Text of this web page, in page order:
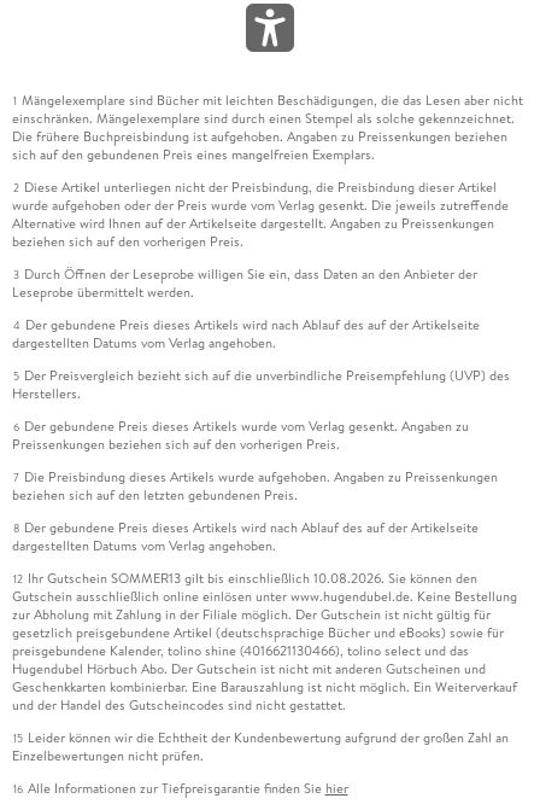
1 Mängelexemplare sind Bücher mit leichten Beschädigungen, die das Lesen aber nicht
einschränken. Mängelexemplare sind durch einen Stempel als solche gekennzeichnet.
Die frühere Buchpreisbindung ist aufgehoben. Angaben zu Preissenkungen beziehen
sich auf den gebundenen Preis eines mangelfreien Exemplars.
2 Diese Artikel unterliegen nicht der Preisbindung, die Preisbindung dieser Artikel
wurde aufgehoben oder der Preis wurde vom Verlag gesenkt. Die jeweils zutreffende
Alternative wird Ihnen auf der Artikelseite dargestellt. Angaben zu Preissenkungen
beziehen sich auf den vorherigen Preis.
3 Durch Öffnen der Leseprobe willigen Sie ein, dass Daten an den Anbieter der
Leseprobe übermittelt werden.
4 Der gebundene Preis dieses Artikels wird nach Ablauf des auf der Artikelseite
dargestellten Datums vom Verlag angehoben.
5 Der Preisvergleich bezieht sich auf die unverbindliche Preisempfehlung (UVP) des
Herstellers.
6 Der gebundene Preis dieses Artikels wurde vom Verlag gesenkt. Angaben zu
Preissenkungen beziehen sich auf den vorherigen Preis.
7 Die Preisbindung dieses Artikels wurde aufgehoben. Angaben zu Preissenkungen
beziehen sich auf den letzten gebundenen Preis.
8 Der gebundene Preis dieses Artikels wird nach Ablauf des auf der Artikelseite
dargestellten Datums vom Verlag angehoben.
12 Ihr Gutschein SOMMER13 gilt bis einschließlich 10.08.2026. Sie können den
Gutschein ausschließlich online einlösen unter www.hugendubel.de. Keine Bestellung
zur Abholung mit Zahlung in der Filiale möglich. Der Gutschein ist nicht gültig für
gesetzlich preisgebundene Artikel (deutschsprachige Bücher und eBooks) sowie für
preisgebundene Kalender, tolino shine (4016621130466), tolino select und das
Hugendubel Hörbuch Abo. Der Gutschein ist nicht mit anderen Gutscheinen und
Geschenkkarten kombinierbar. Eine Barauszahlung ist nicht möglich. Ein Weiterverkauf
und der Handel des Gutscheincodes sind nicht gestattet.
15 Leider können wir die Echtheit der Kundenbewertung aufgrund der großen Zahl an
Einzelbewertungen nicht prüfen.
16 Alle Informationen zur Tiefpreisgarantie finden Sie hier